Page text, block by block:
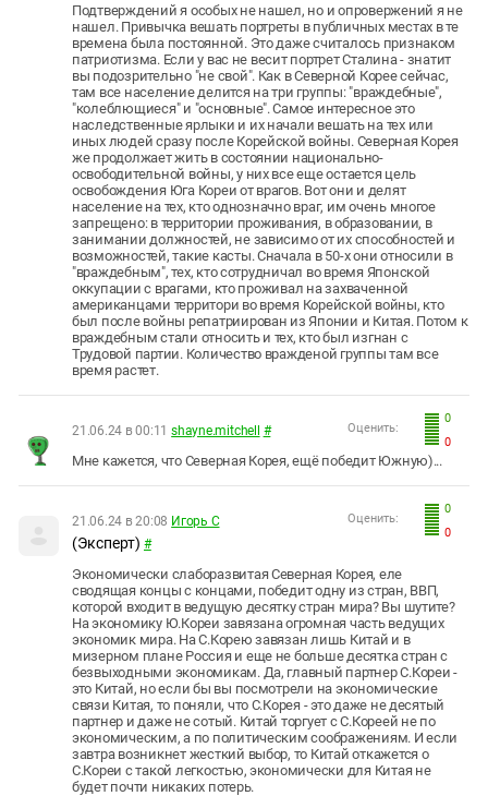
Подтверждений я особых не нашел, но и опровержений я не
нашел. Привычка вешать портреты в публичных местах в те
времена была постоянной. Это даже считалось признаком
патриотизма. Если у вас не весит портрет Сталина - знатит
вы подозрительно "не свой". Как в Северной Корее сейчас,
там все население делится на три группы: "враждебные",
"колеблющиеся" и "основные". Самое интересное это
наследственные ярлыки и их начали вешать на тех или
иных людей сразу после Корейской войны. Северная Корея
же продолжает жить в состоянии национально-
освободительной войны, у них все еще остается цель
освобождения Юга Кореи от врагов. Вот они и делят
население на тех, кто однозначно враг, им очень многое
запрещено: в территории проживания, в образовании, в
занимании должностей, не зависимо от их способностей и
возможностей, такие касты. Сначала в 50-х они относили в
"враждебным", тех, кто сотрудничал во время Японской
оккупации с врагами, кто проживал на захваченной
американцами территори во время Корейской войны, кто
был после войны репатриирован из Японии и Китая. Потом к
враждебным стали относить и тех, кто был изгнан с
Трудовой партии. Количество вражденой группы там все
время растет.
0
0
Оценить:
21.06.24 в 00:11 shayne.mitchell #
Мне кажется, что Северная Корея, ещё победит Южную)...
0
0
Оценить:
21.06.24 в 20:08 Игорь С
(Эксперт) #
Экономически слаборазвитая Северная Корея, еле
сводящая концы с концами, победит одну из стран, ВВП,
которой входит в ведущую десятку стран мира? Вы шутите?
На экономику Ю.Кореи завязана огромная часть ведущих
экономик мира. На С.Корею завязан лишь Китай и в
мизерном плане Россия и еще не больше десятка стран с
безвыходными экономикам. Да, главный партнер С.Кореи -
это Китай, но если бы вы посмотрели на экономические
связи Китая, то поняли, что С.Корея - это даже не десятый
партнер и даже не сотый. Китай торгует с С.Кореей не по
экономическим, а по политическим соображениям. И если
завтра возникнет жесткий выбор, то Китай откажется о
С.Кореи с такой легкостью, экономически для Китая не
будет почти никаких потерь.